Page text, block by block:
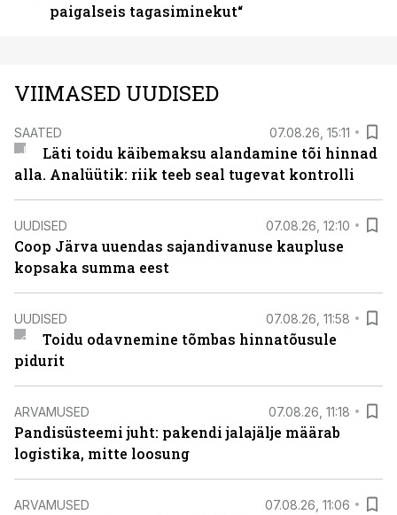
paigalseis tagasiminekut“
VIIMASED UUDISED
SAATED 07.08.26, 15:11
Läti toidu käibemaksu alandamine tõi hinnad
alla. Analüütik: riik teeb seal tugevat kontrolli
UUDISED 07.08.26, 12:10
Coop Järva uuendas sajandivanuse kaupluse
kopsaka summa eest
UUDISED 07.08.26, 11:58
Toidu odavnemine tõmbas hinnatõusule
pidurit
ARVAMUSED 07.08.26, 11:18
Pandisüsteemi juht: pakendi jalajälje määrab
logistika, mitte loosung
ARVAMUSED 07.08.26, 11:06